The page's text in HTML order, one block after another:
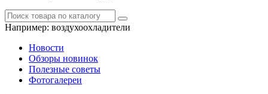
Например: воздухоохладители
Новости
Обзоры новинок
Полезные советы
Фотогалереи